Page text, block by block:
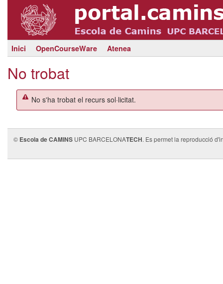
Inici OpenCourseWare Atenea
No trobat
No s'ha trobat el recurs sol·licitat.
© Escola de CAMINS UPC BARCELONATECH. Es permet la reproducció